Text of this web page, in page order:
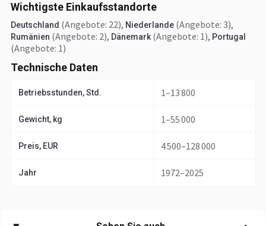
Wichtigste Einkaufsstandorte
Deutschland (Angebote: 22), Niederlande (Angebote: 3),
Rumänien (Angebote: 2), Dänemark (Angebote: 1), Portugal
(Angebote: 1)
Technische Daten
Betriebsstunden, Std. 1–13 800
Gewicht, kg 1–55 000
Preis, EUR 4 500–128 000
Jahr 1972–2025